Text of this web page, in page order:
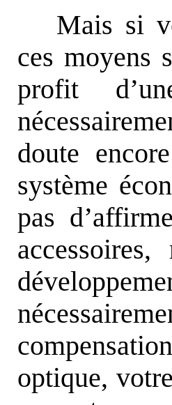
Mais si
ces moyens
profit
doute
système
pas
optique,